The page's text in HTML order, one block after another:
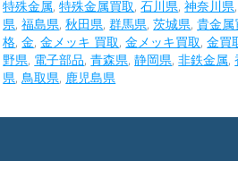
特殊金属,特殊金属買取,石川県,神奈川県
県,福島県,秋田県,群馬県,茨城県,貴金属
格,金,金メッキ 買取,金メッキ買取,金買
野県, 電子部品,青森県,静岡県,非鉄金属,
県,鳥取県, 鹿児島県